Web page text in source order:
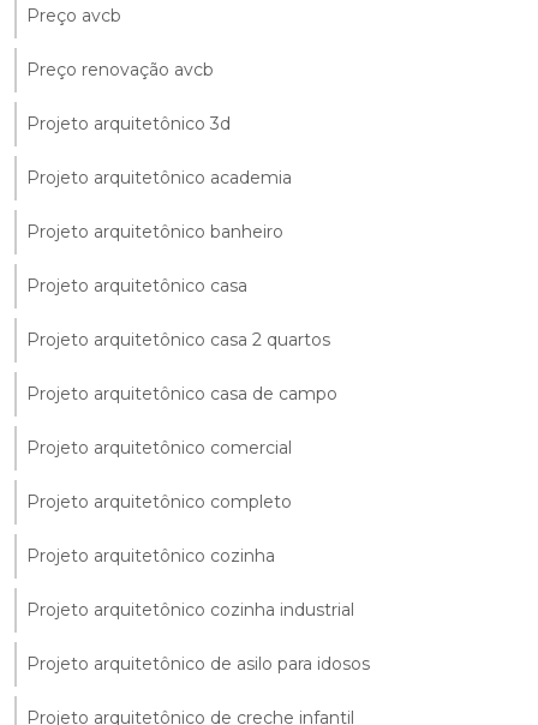
Preço avcb
Preço renovação avcb
Projeto arquitetônico 3d
Projeto arquitetônico academia
Projeto arquitetônico banheiro
Projeto arquitetônico casa
Projeto arquitetônico casa 2 quartos
Projeto arquitetônico casa de campo
Projeto arquitetônico comercial
Projeto arquitetônico completo
Projeto arquitetônico cozinha
Projeto arquitetônico cozinha industrial
Projeto arquitetônico de asilo para idosos
Projeto arquitetônico de creche infantil